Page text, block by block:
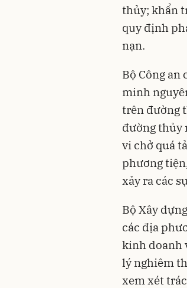
thủy; khẩn
quy định
nạn.
Bộ Công an
minh
trên đường
đường thủy
vi chở quá
phương
xảy ra các
Bộ Xây
các địa
kinh doanh
lý nghiêm
xem xét